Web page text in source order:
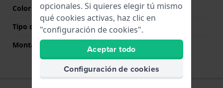
Color del cierre
Gris
Tipo de montaje
Pasadores de resorte
Montaje Recto
No
opcionales. Si quieres elegir tú mismo
qué cookies activas, haz clic en
"configuración de cookies".
Aceptar todo
Configuración de cookies